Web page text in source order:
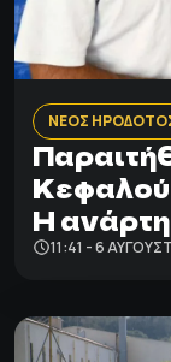
ΝΕΟΣ
Η
11:41 - 6